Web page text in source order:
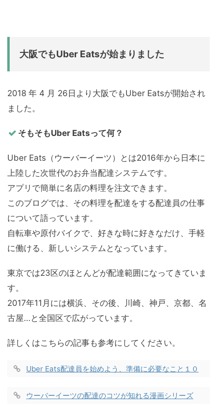
大阪でもUber Eatsが始まりました
2018 年 4 月 26日より大阪でもUber Eatsが開始され
ました。
そもそもUber Eatsって何？
Uber Eats（ウーバーイーツ）とは2016年から日本に
上陸した次世代のお弁当配達システムです。
アプリで簡単に名店の料理を注文できます。
このブログでは、その料理を配達をする配達員の仕事
について語っています。
自転車や原付バイクで、好きな時に好きなだけ、手軽
に働ける、新しいシステムとなっています。
東京では23区のほとんどが配達範囲になってきていま
す。
2017年11月には横浜、その後、川崎、神戸、京都、名
古屋…と全国区で広がっています。
詳しくはこちらの記事も参考にしてください。
Uber Eats配達員を始めよう、準備に必要なこと１０
ウーバーイーツの配達のコツが知れる漫画シリーズ